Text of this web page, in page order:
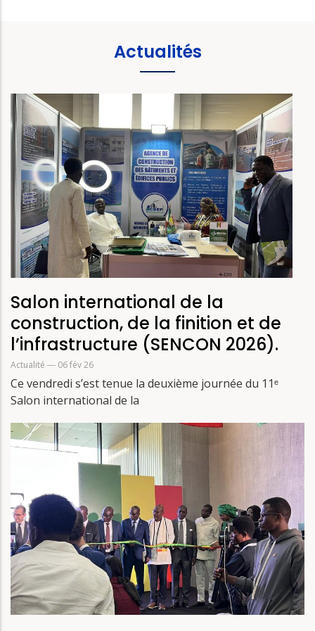
Actualités
Salon international de la
construction, de la finition et de
l’infrastructure (SENCON 2026).
Actualité ― 06 fév 26
Ce vendredi s’est tenue la deuxième journée du 11ᵉ
Salon international de la